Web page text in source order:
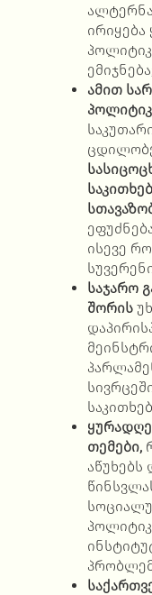
ამით
ისევე
საჯარო
შორის
თემები,